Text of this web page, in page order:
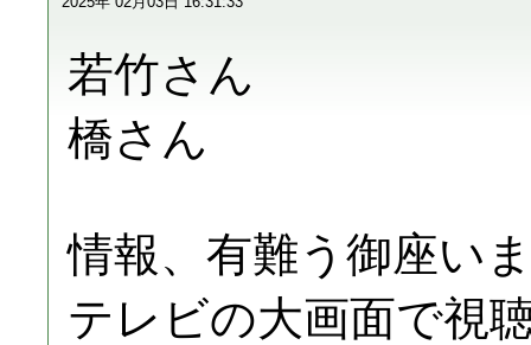
若竹さん
橋さん
情報、有難う御座い
テレビの大画面で視